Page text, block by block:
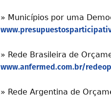
» Municípios por uma
» Rede Brasileira de
www.anfermed.com.br/
» Rede Argentina de